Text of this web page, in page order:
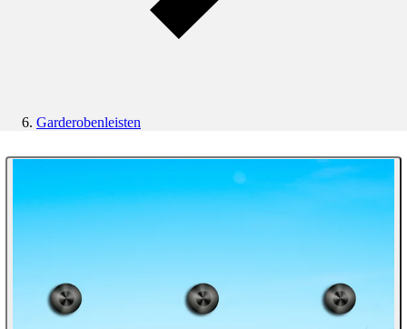
Garderobenleisten